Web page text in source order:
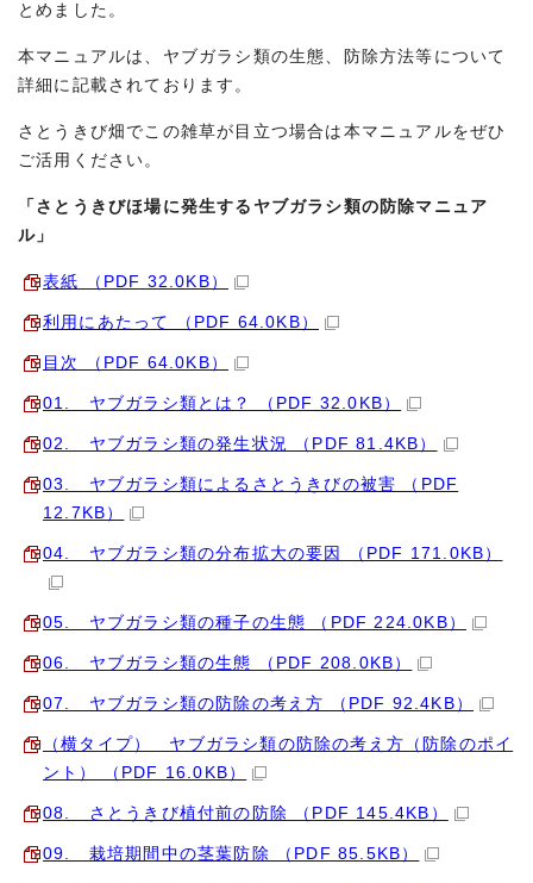
とめました。
本マニュアルは、ヤブガラシ類の生態、防除方法等について
詳細に記載されております。
さとうきび畑でこの雑草が目立つ場合は本マニュアルをぜひ
ご活用ください。
「さとうきびほ場に発生するヤブガラシ類の防除マニュア
ル」
表紙 （PDF 32.0KB）
利用にあたって （PDF 64.0KB）
目次 （PDF 64.0KB）
01. ヤブガラシ類とは？ （PDF 32.0KB）
02. ヤブガラシ類の発生状況 （PDF 81.4KB）
03. ヤブガラシ類によるさとうきびの被害 （PDF
12.7KB）
04. ヤブガラシ類の分布拡大の要因 （PDF 171.0KB）
05. ヤブガラシ類の種子の生態 （PDF 224.0KB）
06. ヤブガラシ類の生態 （PDF 208.0KB）
07. ヤブガラシ類の防除の考え方 （PDF 92.4KB）
（横タイプ） ヤブガラシ類の防除の考え方（防除のポイ
ント） （PDF 16.0KB）
08. さとうきび植付前の防除 （PDF 145.4KB）
09. 栽培期間中の茎葉防除 （PDF 85.5KB）